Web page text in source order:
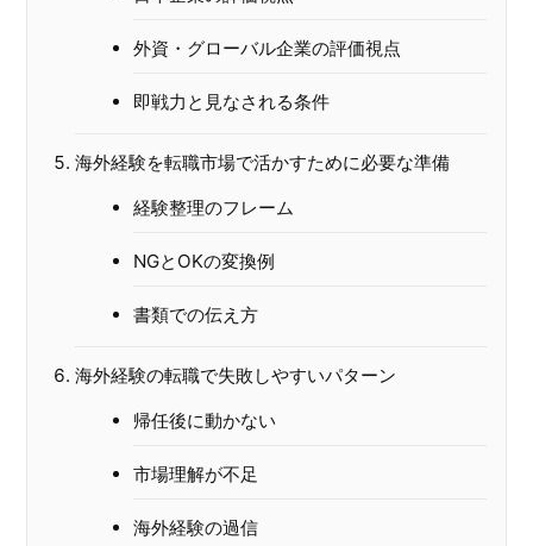
外資・グローバル企業の評価視点
即戦力と見なされる条件
海外経験を転職市場で活かすために必要な準備
経験整理のフレーム
NGとOKの変換例
書類での伝え方
海外経験の転職で失敗しやすいパターン
帰任後に動かない
市場理解が不足
海外経験の過信